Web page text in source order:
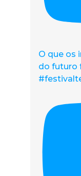
O que os
do futuro